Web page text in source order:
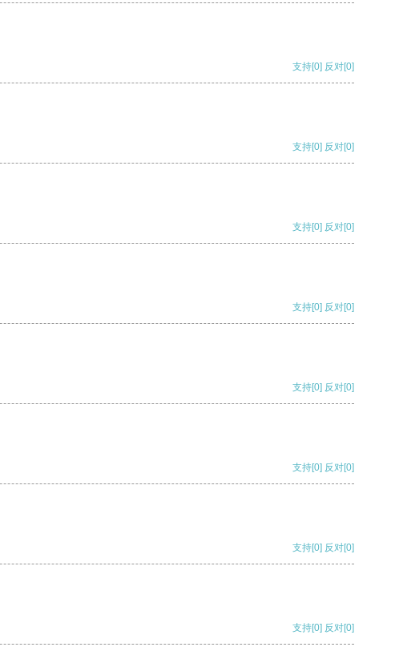
支持[0] 反对[0]
支持[0] 反对[0]
支持[0] 反对[0]
支持[0] 反对[0]
支持[0] 反对[0]
支持[0] 反对[0]
支持[0] 反对[0]
支持[0] 反对[0]